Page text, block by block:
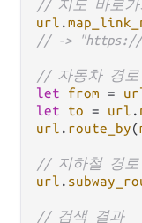
// 지도 바로가
url .
// -> "https://
// 자동차 경
let
from =
let
to = url .
url . route_by(
// 지하철 경로
url .
// 검색 결과